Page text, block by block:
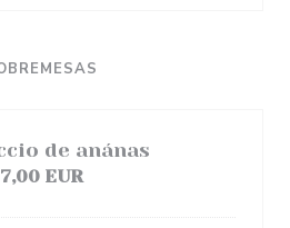
de anánas
7,00 EUR